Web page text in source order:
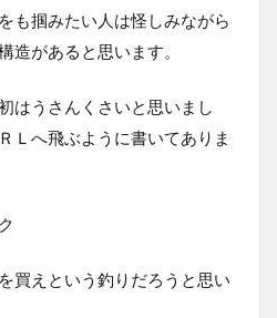
も掴みたい人は怪しみながら
造があると思います。
はうさんくさいと思いまし
Ｌへ飛ぶように書いてありま
買えという釣りだろうと思い